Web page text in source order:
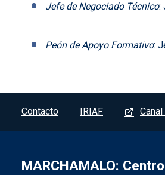
Jefe de Negociado Técnico:
Peón de Apoyo Formativo:
Pie de página -
Contacto IRIAF
MARCHAMALO: